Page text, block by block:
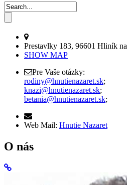
Prestavlky 183, 96601 Hliník
SHOW MAP
Pre Vaše otázky:
rodiny@hnutienazaret.sk;
knazi@hnutienazaret.sk;
betania@hnutienazaret.sk;
Web Mail: Hnutie Nazaret
O nás